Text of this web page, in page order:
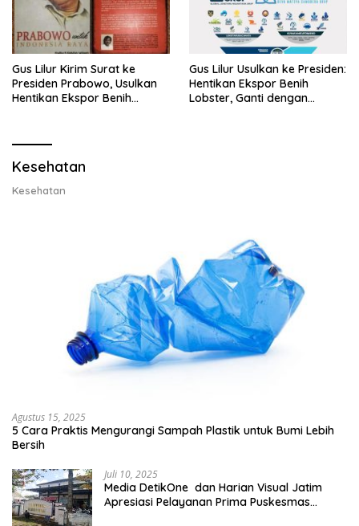
Gus Lilur Kirim Surat ke
Presiden Prabowo, Usulkan
Hentikan Ekspor Benih
Gus Lilur Usulkan ke Presiden:
Hentikan Ekspor Benih
Lobster, Ganti dengan
Kesehatan
Kesehatan
Agustus 15, 2025
5 Cara Praktis Mengurangi Sampah Plastik untuk Bumi Lebih
Bersih
Juli 10, 2025
Media DetikOne dan Harian Visual Jatim
Apresiasi Pelayanan Prima Puskesmas